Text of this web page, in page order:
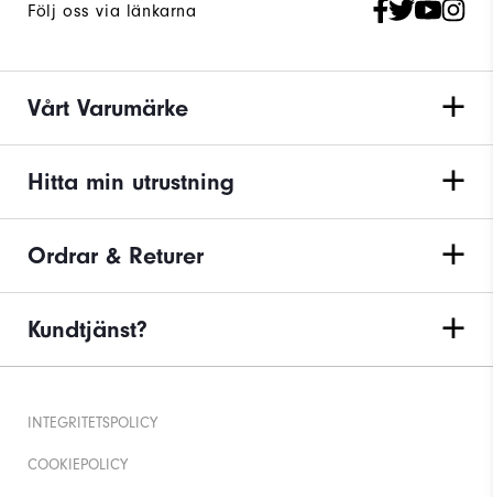
Följ oss via länkarna
Vårt Varumärke
Hitta min utrustning
Ordrar & Returer
Kundtjänst?
INTEGRITETSPOLICY
COOKIEPOLICY